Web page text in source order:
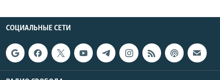
СОЦИАЛЬНЫЕ СЕТИ